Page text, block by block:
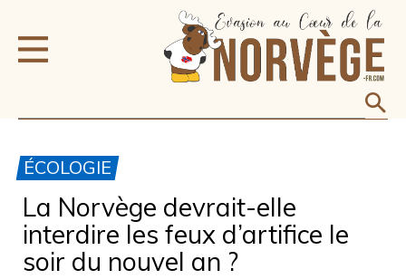
ÉCOLOGIE
La Norvège devrait-elle
interdire les feux d’artifice le
soir du nouvel an ?